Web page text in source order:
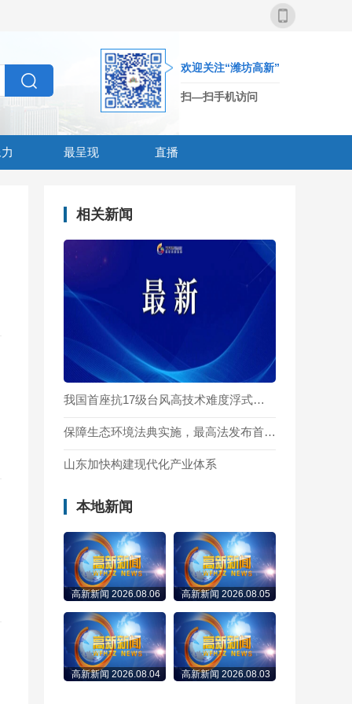
欢迎关注“潍坊高新”
扫—扫手机访问
最呈现 直播
相关新闻
我国首座抗17级台风高技术难度浮式风电平台投运
保障生态环境法典实施，最高法发布首个配套司法解释
山东加快构建现代化产业体系
本地新闻
高新新闻 2026.08.06 高新新闻 2026.08.05
高新新闻 2026.08.04 高新新闻 2026.08.03